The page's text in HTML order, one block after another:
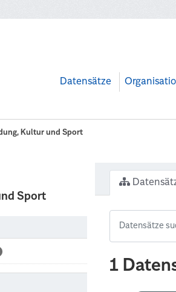
Datensätze
Kultur und Sport
Sport
1